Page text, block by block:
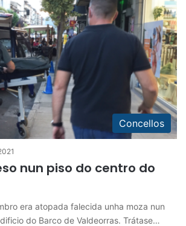
Concellos
nun piso do centro do
era atopada falecida unha moza nun
do Barco de Valdeorras. Trátase…